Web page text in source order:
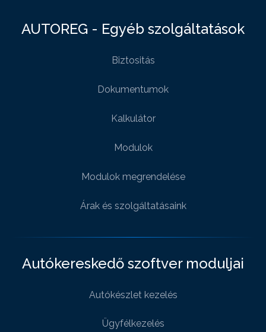
AUTOREG - Egyéb szolgáltatások
Biztositás
Dokumentumok
Kalkulátor
Modulok
Modulok megrendelése
Árak és szolgáltatásaink
Autókereskedő szoftver moduljai
Autókészlet kezelés
Ügyfélkezelés